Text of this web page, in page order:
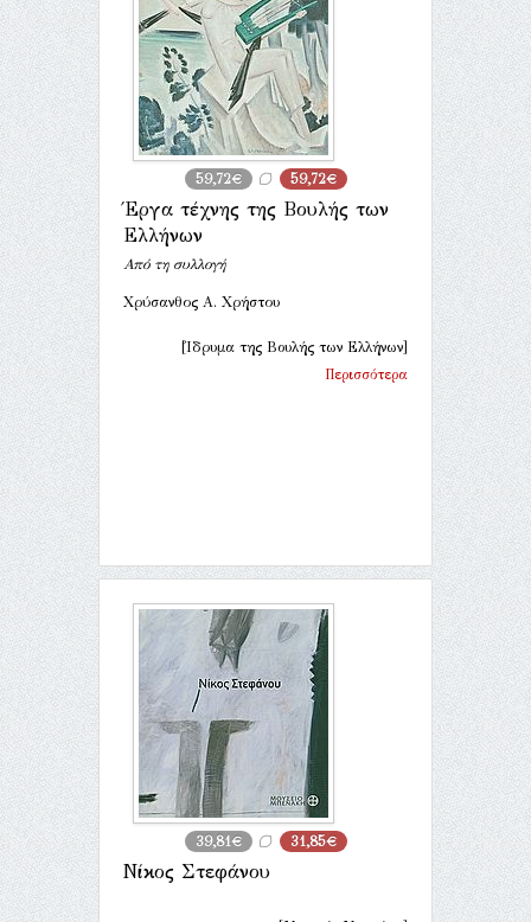
59,72€ 59,72€
Έργα τέχνης της Βουλής των
Ελλήνων
Από τη συλλογή
Χρύσανθος Α. Χρήστου
[Ίδρυμα της Βουλής των Ελλήνων]
Περισσότερα
39,81€ 31,85€
Νίκος Στεφάνου